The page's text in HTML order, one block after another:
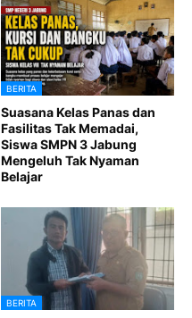
BERITA
Suasana Kelas Panas dan
Fasilitas Tak Memadai,
Siswa SMPN 3 Jabung
Mengeluh Tak Nyaman
Belajar
BERITA